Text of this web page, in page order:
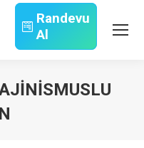
Randevu
Al